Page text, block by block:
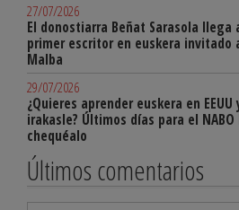
27/07/2026
El donostiarra Beñat Sarasola llega
primer escritor en euskera invitado
Malba
29/07/2026
¿Quieres aprender euskera en
irakasle? Últimos días para el
chequéalo
Últimos comentarios